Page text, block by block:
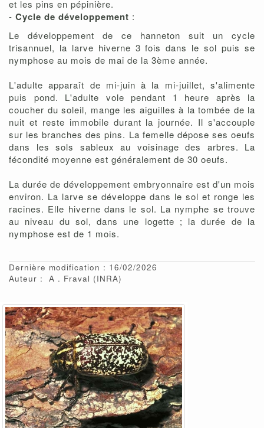
et les pins en pépinière.
- Cycle de développement :
Le développement de ce hanneton suit un cycle
trisannuel, la larve hiverne 3 fois dans le sol puis se
nymphose au mois de mai de la 3ème année.
L'adulte apparaît de mi-juin à la mi-juillet, s'alimente
puis pond. L'adulte vole pendant 1 heure après la
coucher du soleil, mange les aiguilles à la tombée de la
nuit et reste immobile durant la journée. Il s'accouple
sur les branches des pins. La femelle dépose ses oeufs
dans les sols sableux au voisinage des arbres. La
fécondité moyenne est généralement de 30 oeufs.
La durée de développement embryonnaire est d'un mois
environ. La larve se développe dans le sol et ronge les
racines. Elle hiverne dans le sol. La nymphe se trouve
au niveau du sol, dans une logette ; la durée de la
nymphose est de 1 mois.
Dernière modification : 16/02/2026
Auteur :
A Fraval (INRA)